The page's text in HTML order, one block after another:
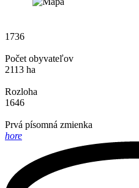
1736
Počet obyvateľov
2113 ha
Rozloha
1646
Prvá písomná zmienka
hore